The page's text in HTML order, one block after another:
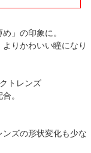
」の印象に。
りかわいい瞳になり
トレンズ
。
ズの形状変化も少な